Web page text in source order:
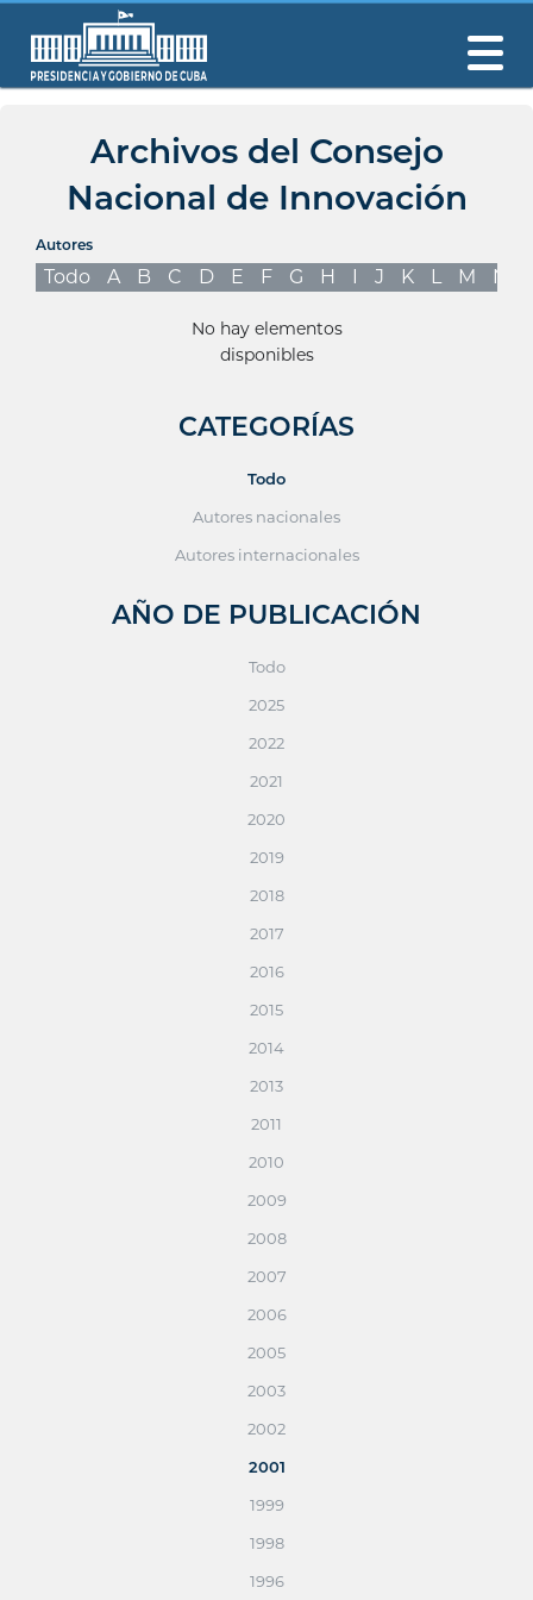
Archivos del Consejo
Nacional de Innovación
Autores
Todo A B C D E F G H I J K L M N
No hay elementos
disponibles
CATEGORÍAS
Todo
Autores nacionales
Autores internacionales
AÑO DE PUBLICACIÓN
Todo
2025
2022
2021
2020
2019
2018
2017
2016
2015
2014
2013
2011
2010
2009
2008
2007
2006
2005
2003
2002
2001
1999
1998
1996